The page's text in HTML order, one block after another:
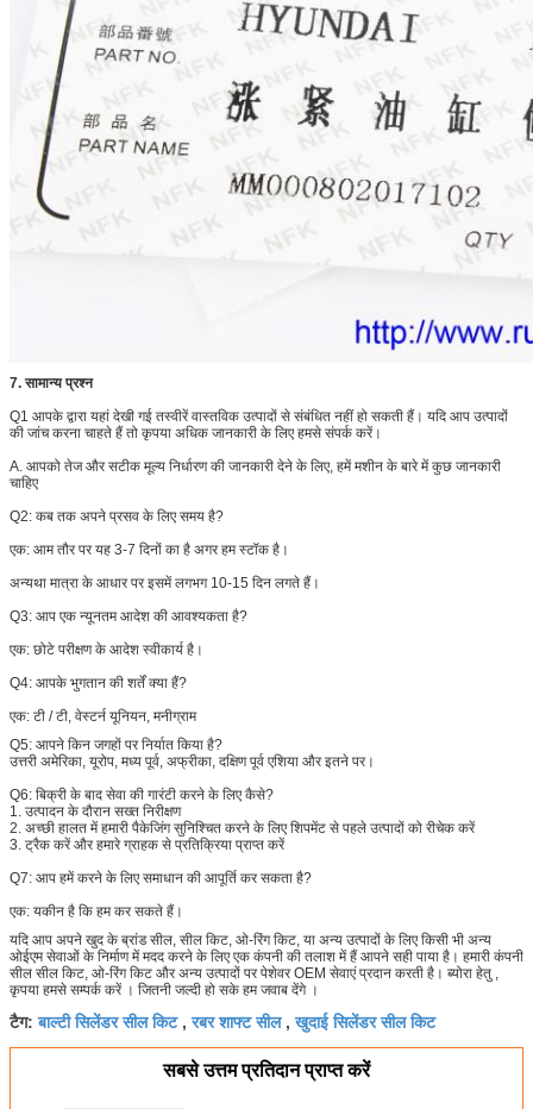
7. सामान्य प्रश्न
Q1 आपके द्वारा यहां देखी गई तस्वीरें वास्तविक उत्पादों से संबंधित नहीं हो सकती हैं। यदि आप उत्पादों
की जांच करना चाहते हैं तो कृपया अधिक जानकारी के लिए हमसे संपर्क करें।
A. आपको तेज और सटीक मूल्य निर्धारण की जानकारी देने के लिए, हमें मशीन के बारे में कुछ जानकारी
चाहिए
Q2: कब तक अपने प्रसव के लिए समय है?
एक: आम तौर पर यह 3-7 दिनों का है अगर हम स्टॉक है।
अन्यथा मात्रा के आधार पर इसमें लगभग 10-15 दिन लगते हैं।
Q3: आप एक न्यूनतम आदेश की आवश्यकता है?
एक: छोटे परीक्षण के आदेश स्वीकार्य है।
Q4: आपके भुगतान की शर्तें क्या हैं?
एक: टी / टी, वेस्टर्न यूनियन, मनीग्राम
Q5: आपने किन जगहों पर निर्यात किया है?
उत्तरी अमेरिका, यूरोप, मध्य पूर्व, अफ्रीका, दक्षिण पूर्व एशिया और इतने पर।
Q6: बिक्री के बाद सेवा की गारंटी करने के लिए कैसे?
1. उत्पादन के दौरान सख्त निरीक्षण
2. अच्छी हालत में हमारी पैकेजिंग सुनिश्चित करने के लिए शिपमेंट से पहले उत्पादों को रीचेक करें
3. ट्रैक करें और हमारे ग्राहक से प्रतिक्रिया प्राप्त करें
Q7: आप हमें करने के लिए समाधान की आपूर्ति कर सकता है?
एक: यकीन है कि हम कर सकते हैं।
यदि आप अपने खुद के ब्रांड सील, सील किट, ओ-रिंग किट, या अन्य उत्पादों के लिए किसी भी अन्य
ओईएम सेवाओं के निर्माण में मदद करने के लिए एक कंपनी की तलाश में हैं आपने सही पाया है। हमारी कंपनी
सील सील किट, ओ-रिंग किट और अन्य उत्पादों पर पेशेवर OEM सेवाएं प्रदान करती है। ब्योरा हेतु ,
कृपया हमसे सम्पर्क करें । जितनी जल्दी हो सके हम जवाब देंगे ।
टैग:बाल्टी सिलेंडर सील किट,रबर शाफ्ट सील,खुदाई सिलेंडर सील किट
सबसे उत्तम प्रतिदान प्राप्त करें